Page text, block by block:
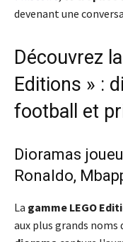
devenant une
Découvrez
Editions » :
football et
Dioramas
Ronaldo,
La gamme LEGO
aux plus grands